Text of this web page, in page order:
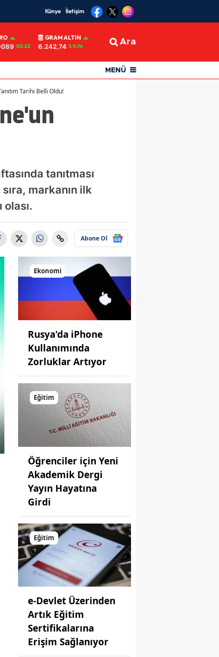
Künye İletişim
%0.22
GRAM ALTIN
6.242,74 % 0,74 Ara
MENÜ
Tarihi Belli Oldu!
tanıtması
markanın ilk
Abone Ol
Ekonomi
Rusya'da iPhone
Kullanımında
Zorluklar Artıyor
Eğitim
Öğrenciler için Yeni
Akademik Dergi
Yayın Hayatına
Girdi
Eğitim
e-Devlet Üzerinden
Artık Eğitim
Sertifikalarına
Erişim Sağlanıyor